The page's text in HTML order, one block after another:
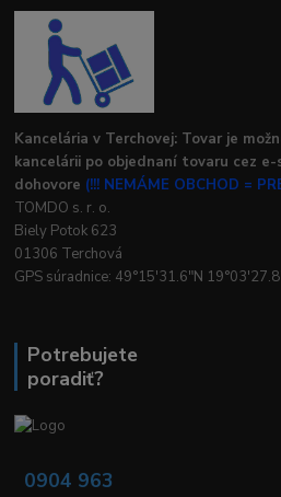
Kancelária v Terchovej: Tovar je
kancelárii po objednaní tovaru cez
dohovore (!!! NEMÁME OBCHOD =
TOMDO s. r. o.
Biely Potok 623
01306 Terchová
GPS súradnice: 49°15'31.6"N
Potrebujete
poradiť?
0904 963